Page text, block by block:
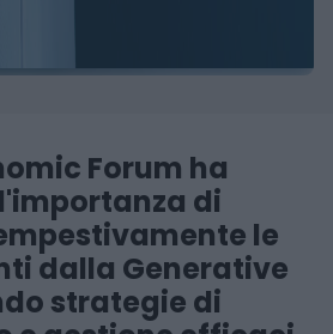
Forum ha
di
le
dalla Generative
strategie di